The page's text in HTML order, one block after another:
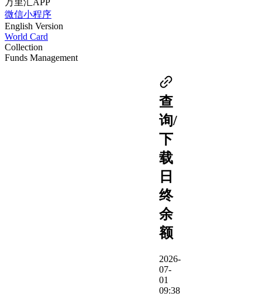
万里汇APP
微信小程序
English Version
World Card
Collection
Funds Management
查
询/
下
载
日
终
余
额
2026-
07-
01
09:38